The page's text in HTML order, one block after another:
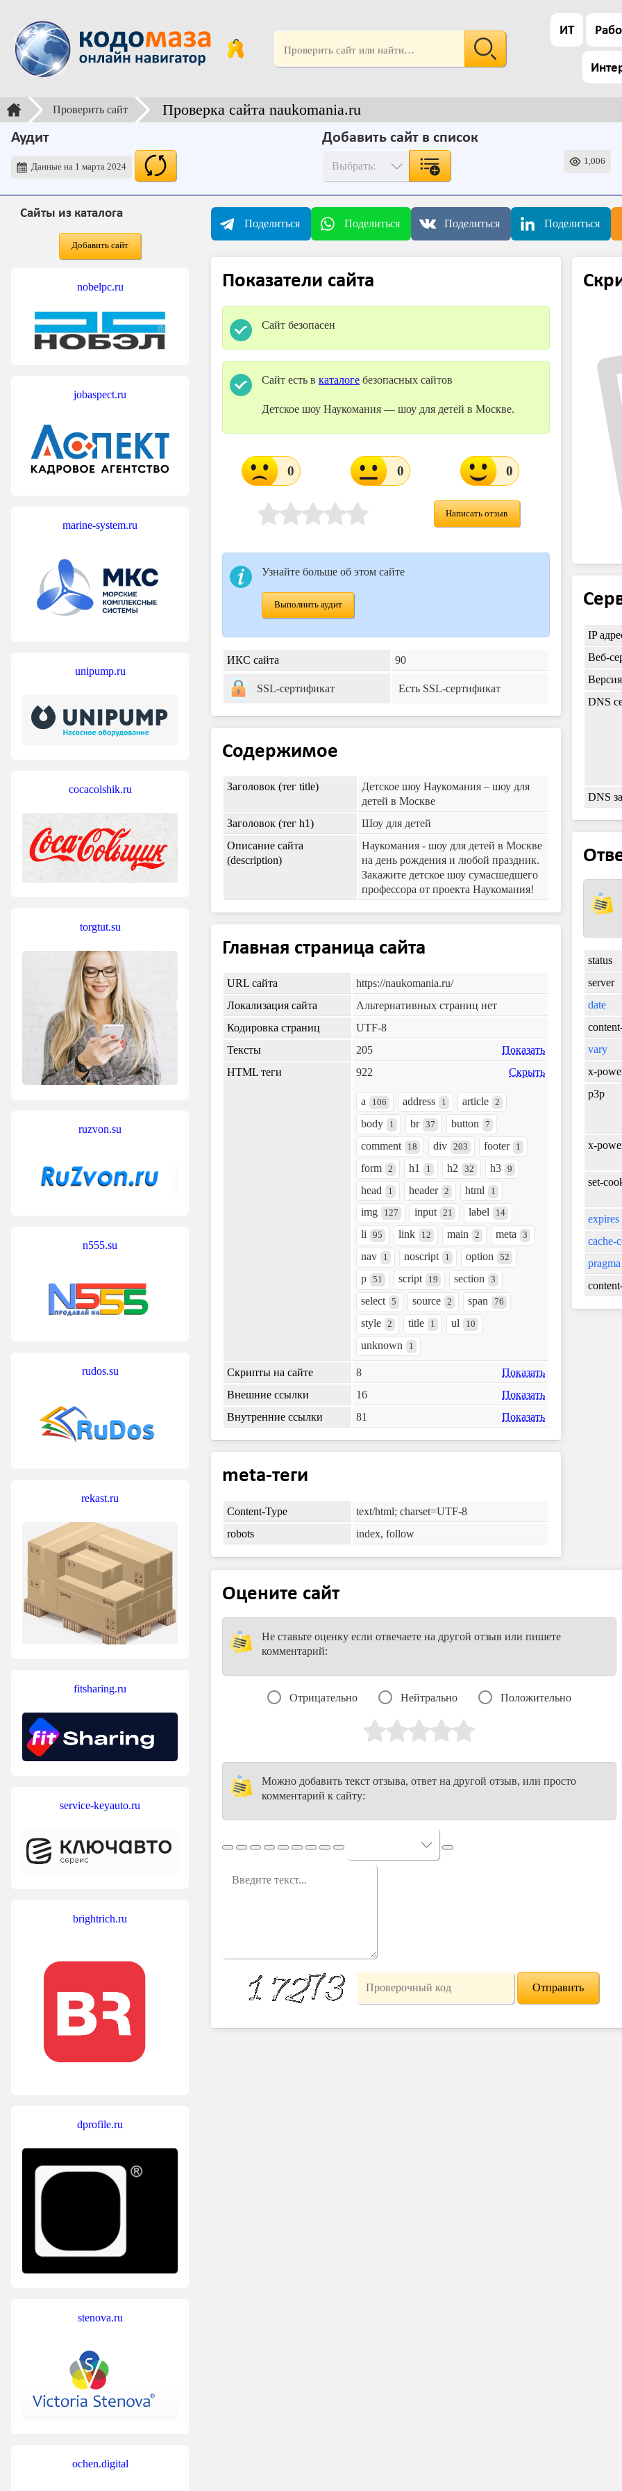
ИТ
Проверить сайт Проверка сайта naukomania.ru
Аудит
Данные на 1 марта 2024
Добавить сайт в список
1,006
Поделиться Поделиться Поделиться Поделиться
Показатели сайта
Сайт безопасен
Сайт есть в каталоге безопасных сайтов
Детское шоу Наукомания — шоу для детей в Москве.
0 0 0
Написать отзыв
Узнайте больше об этом сайте
Выполнить аудит
ИКС сайта 90
SSL-сертификат Есть SSL-сертификат
Содержимое
Заголовок (тег title)
Детское шоу Наукомания – шоу для
детей в Москве
Заголовок (тег h1)
Шоу для детей
Описание сайта
(description)
Наукомания - шоу для детей в Москве
на день рождения и любой праздник.
Закажите детское шоу сумасшедшего
профессора от проекта Наукомания!
Главная страница сайта
URL сайта
https://naukomania.ru/
Локализация сайта
Альтернативных страниц нет
Кодировка страниц
UTF-8
Тексты
205
Показать
HTML теги
922 Скрыть
a 106 address 1 article 2
body 1 br 37 button 7
comment 18 div 203 footer 1
form 2 h1 1 h2 32 h3 9
head 1 header 2 html 1
img 127 input 21 label 14
li 95 link 12 main 2 meta 3
nav 1 noscript 1 option 52
p 51 script 19 section 3
select 5 source 2 span 76
style 2 title 1 ul 10
unknown 1
Скрипты на сайте 8
Показать
Внешние ссылки
16
Показать
Внутренние ссылки
81 Показать
meta-теги
Content-Type
text/html; charset=UTF-8
robots
index, follow
IP
Веб-
DNS
DNS
status
server
date
vary
x-
p3p
x-
set-
expires
cache-
pragma
Оцените сайт
Не ставьте оценку если отвечаете на другой отзыв или пишете
комментарий:
Отрицательно Нейтрально Положительно
Можно добавить текст отзыва, ответ на другой отзыв, или просто
комментарий к сайту:
Сайты из каталога
Добавить сайт
nobelpc.ru
jobaspect.ru
marine-system.ru
unipump.ru
cocacolshik.ru
torgtut.su
ruzvon.su
n555.su
rudos.su
rekast.ru
fitsharing.ru
service-keyauto.ru
brightrich.ru
dprofile.ru
stenova.ru
ochen.digital